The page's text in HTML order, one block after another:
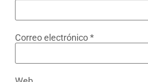
Correo electrónico*